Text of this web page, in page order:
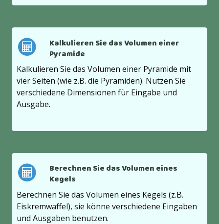
Kalkulieren Sie das Volumen einer
Pyramide
Kalkulieren Sie das Volumen einer Pyramide mit
vier Seiten (wie z.B. die Pyramiden). Nutzen Sie
verschiedene Dimensionen für Eingabe und
Ausgabe.
Berechnen Sie das Volumen eines
Kegels
Berechnen Sie das Volumen eines Kegels (z.B.
Eiskremwaffel), sie könne verschiedene Eingaben
und Ausgaben benutzen.